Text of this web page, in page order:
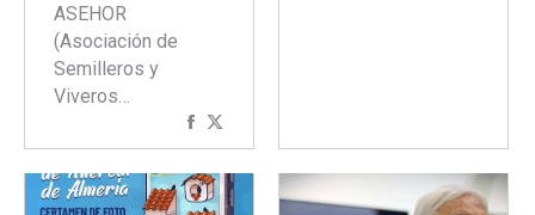
ASEHOR
(Asociación de
Semilleros y
Viveros…
Compartir
con
Facebook
con
Twitter